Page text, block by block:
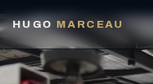
HUGO MARCEAU